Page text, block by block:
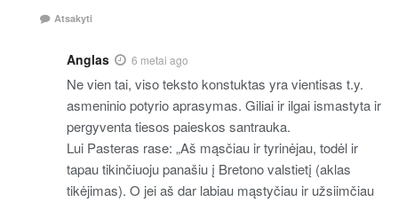
Atsakyti
Anglas 6 metai ago
Ne vien tai, viso teksto konstuktas yra vientisas t.y.
asmeninio potyrio aprasymas. Giliai ir ilgai ismastyta ir
pergyventa tiesos paieskos santrauka.
Lui Pasteras rase: „Aš mąsčiau ir tyrinėjau, todėl ir
tapau tikinčiuoju panašiu į Bretono valstietį (aklas
tikėjimas). O jei aš dar labiau mąstyčiau ir užsiimčiau